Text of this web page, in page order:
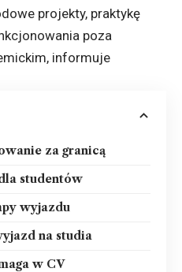
projekty, praktykę
poza
informuje
za granicą
studentów
wyjazdu
na studia
w CV